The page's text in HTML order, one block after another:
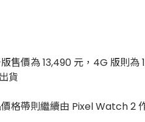
價為 13,490 元，4G 版則為
貨
格帶則繼續由 Pixel Watch 2